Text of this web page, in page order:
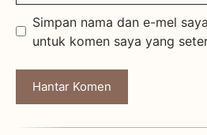
Simpan nama dan e-mel
untuk komen saya yang